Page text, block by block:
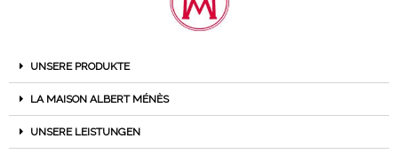
UNSERE PRODUKTE
LA MAISON ALBERT MÉNÈS
UNSERE LEISTUNGEN